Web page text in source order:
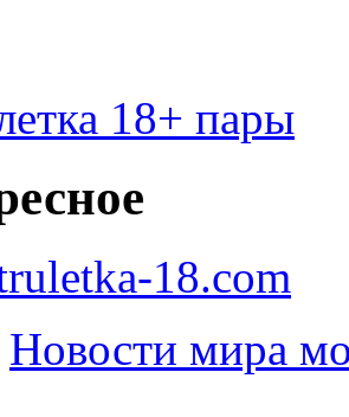
18+ пары
18.com
Новости мира